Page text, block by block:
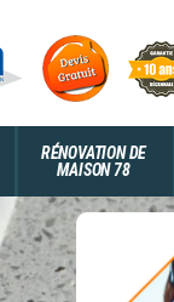
RÉNOVATION DE
MAISON 78